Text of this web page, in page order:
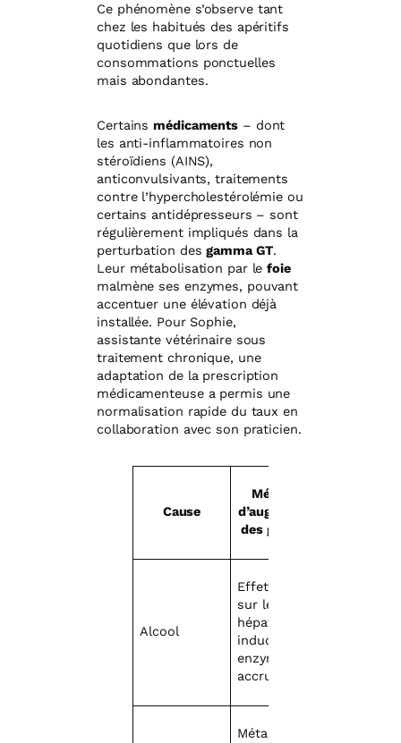
Ce phénomène s’observe tant
chez les habitués des apéritifs
quotidiens que lors de
consommations ponctuelles
mais abondantes.
Certainsmédicaments – dont
les anti-inflammatoires non
stéroïdiens (AINS),
anticonvulsivants, traitements
contre l’hypercholestérolémie ou
certains antidépresseurs – sont
régulièrement impliqués dans la
perturbation desgamma GT.
Leur métabolisation par lefoie
malmène ses enzymes, pouvant
accentuer une élévation déjà
installée. Pour Sophie,
assistante vétérinaire sous
traitement chronique, une
adaptation de la prescription
médicamenteuse a permis une
normalisation rapide du taux en
collaboration avec son praticien.
Cause
Mécanisme
d’augmentation
des gamma GT
Alcool
Effet toxique
sur les cellules
hépatiques,
induction
enzymatique
accrue
Métabolisme